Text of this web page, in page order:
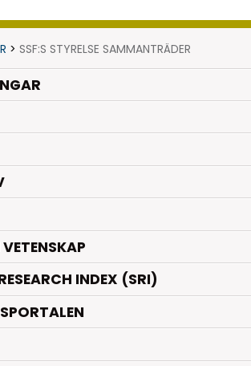
> SSF:S STYRELSE SAMMANTRÄDER
INDEX (SRI)